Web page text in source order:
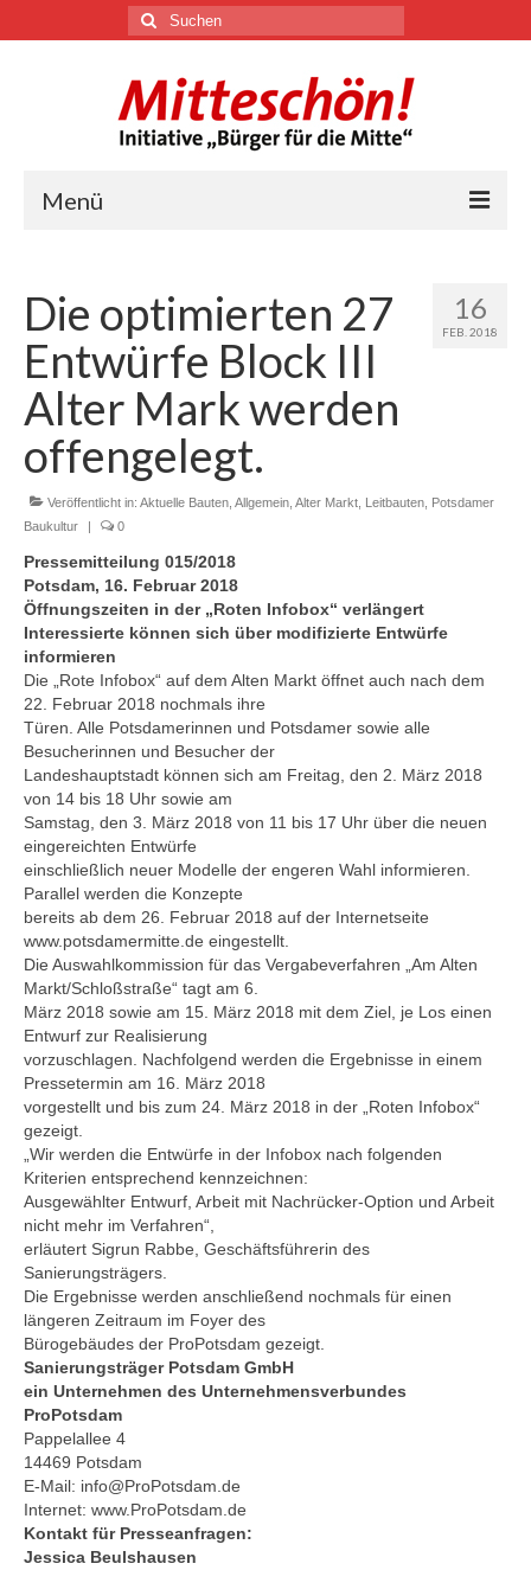
Suchen
nach:
Menü
Über uns
Themen
Youtube
Links
Blog
Kontakt
16
FEB. 2018
Die optimierten 27
Entwürfe Block III
Alter Mark werden
offengelegt.
Veröffentlicht in: Aktuelle Bauten Allgemein Alter Markt Leitbauten Potsdamer
Baukultur
| 0
Pressemitteilung 015/2018
Potsdam, 16. Februar 2018
Öffnungszeiten in der „Roten Infobox“ verlängert
Interessierte können sich über modifizierte Entwürfe
informieren
Die „Rote Infobox“ auf dem Alten Markt öffnet auch nach dem
22. Februar 2018 nochmals ihre
Türen. Alle Potsdamerinnen und Potsdamer sowie alle
Besucherinnen und Besucher der
Landeshauptstadt können sich am Freitag, den 2. März 2018
von 14 bis 18 Uhr sowie am
Samstag, den 3. März 2018 von 11 bis 17 Uhr über die neuen
eingereichten Entwürfe
einschließlich neuer Modelle der engeren Wahl informieren.
Parallel werden die Konzepte
bereits ab dem 26. Februar 2018 auf der Internetseite
www.potsdamermitte.de eingestellt.
Die Auswahlkommission für das Vergabeverfahren „Am Alten
Markt/Schloßstraße“ tagt am 6.
März 2018 sowie am 15. März 2018 mit dem Ziel, je Los einen
Entwurf zur Realisierung
vorzuschlagen. Nachfolgend werden die Ergebnisse in einem
Pressetermin am 16. März 2018
vorgestellt und bis zum 24. März 2018 in der „Roten Infobox“
gezeigt.
„Wir werden die Entwürfe in der Infobox nach folgenden
Kriterien entsprechend kennzeichnen:
Ausgewählter Entwurf, Arbeit mit Nachrücker-Option und Arbeit
nicht mehr im Verfahren“,
erläutert Sigrun Rabbe, Geschäftsführerin des
Sanierungsträgers.
Die Ergebnisse werden anschließend nochmals für einen
längeren Zeitraum im Foyer des
Bürogebäudes der ProPotsdam gezeigt.
Sanierungsträger Potsdam GmbH
ein Unternehmen des Unternehmensverbundes
ProPotsdam
Pappelallee 4
14469 Potsdam
E-Mail: info@ProPotsdam.de
Internet: www.ProPotsdam.de
Kontakt für Presseanfragen:
Jessica Beulshausen